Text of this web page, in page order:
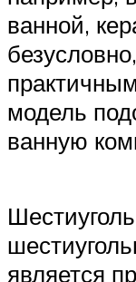
ванной,
модель
ванную
является